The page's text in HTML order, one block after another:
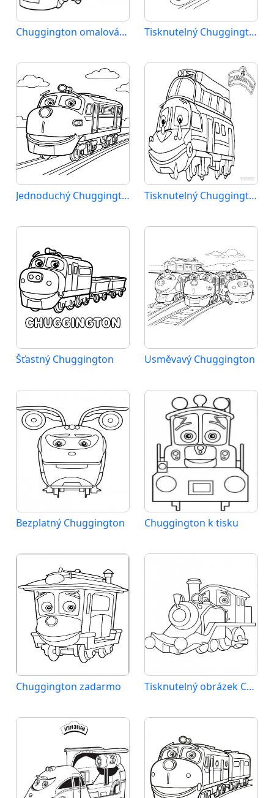
Chuggington omalovánka zdarma Tisknutelný Chuggington zdarma
Jednoduchý Chuggington Tisknutelný Chuggington zadarmo
Šťastný Chuggington Usměvavý Chuggington
Bezplatný Chuggington Chuggington k tisku
Chuggington zadarmo Tisknutelný obrázek Chuggingtonu